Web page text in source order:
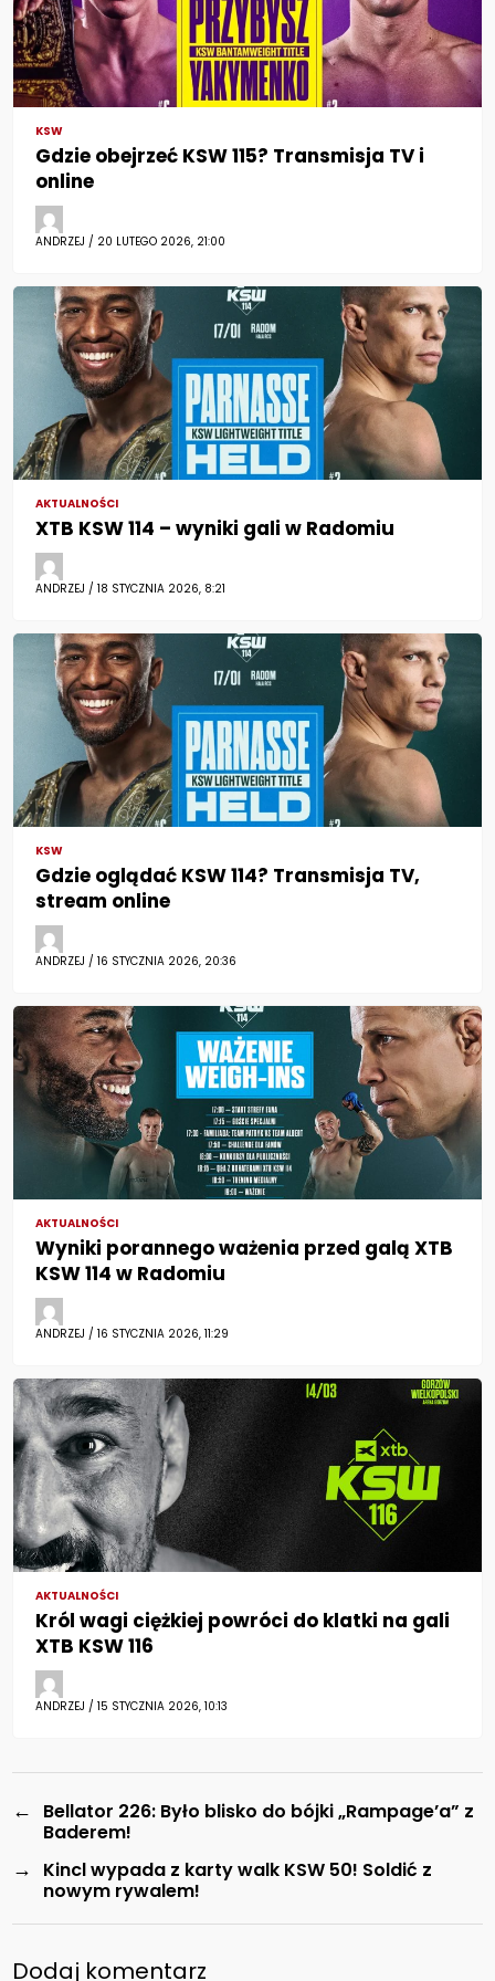
KSW
Gdzie obejrzeć KSW 115? Transmisja TV i
online
ANDRZEJ / 20 LUTEGO 2026, 21:00
AKTUALNOŚCI
XTB KSW 114 – wyniki gali w Radomiu
ANDRZEJ / 18 STYCZNIA 2026, 8:21
KSW
Gdzie oglądać KSW 114? Transmisja TV,
stream online
ANDRZEJ / 16 STYCZNIA 2026, 20:36
AKTUALNOŚCI
Wyniki porannego ważenia przed galą XTB
KSW 114 w Radomiu
ANDRZEJ / 16 STYCZNIA 2026, 11:29
AKTUALNOŚCI
Król wagi ciężkiej powróci do klatki na gali
XTB KSW 116
ANDRZEJ / 15 STYCZNIA 2026, 10:13
←
Bellator 226: Było blisko do bójki „Rampage’a” z
Baderem!
→
Kincl wypada z karty walk KSW 50! Soldić z
nowym rywalem!
Dodaj komentarz